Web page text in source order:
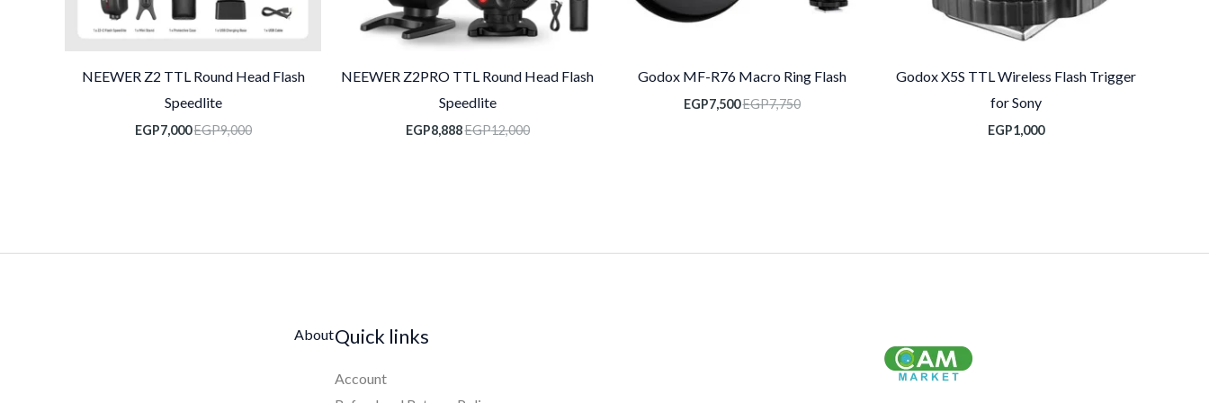
Godox X5S TTL Wireless Flash Trigger
for Sony
EGP1,000
Godox MF-R76 Macro Ring Flash
EGP7,750
EGP7,500
NEEWER Z2PRO TTL Round Head Flash
Speedlite
EGP12,000
EGP8,888
NEEWER Z2 TTL Round Head Flash
Speedlite
EGP9,000
EGP7,000
Quick links
Account
About